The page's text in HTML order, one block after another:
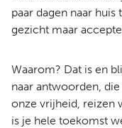
paar dagen naar
gezicht maar
Waarom? Dat is en
naar antwoorden,
onze vrijheid, reizen
is je hele toekomst